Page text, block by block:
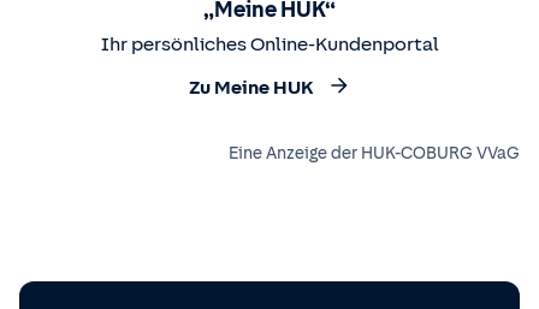
„Meine HUK“
Ihr persönliches Online-Kundenportal
Zu Meine HUK
Eine Anzeige der HUK-COBURG VVaG